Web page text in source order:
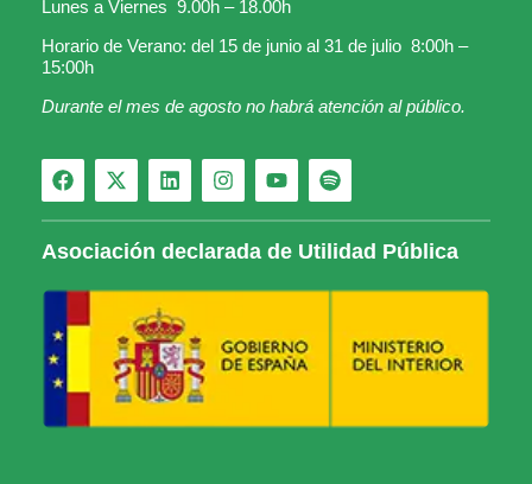
Lunes a Viernes 9.00h – 18.00h
Horario de Verano: del 15 de junio al 31 de julio 8:00h –
15:00h
Durante el mes de agosto no habrá atención al público.
Asociación declarada de Utilidad Pública